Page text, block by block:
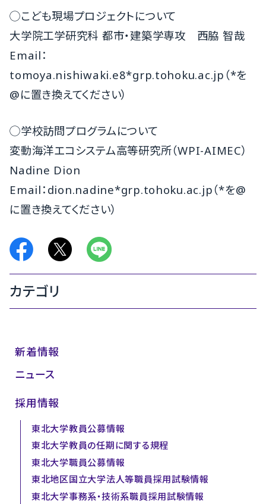
◯こども現場プロジェクトについて
大学院工学研究科 都市・建築学専攻 西脇 智哉
Email：
tomoya.nishiwaki.e8*grp.tohoku.ac.jp（*を
@に置き換えてください）
◯学校訪問プログラムについて
変動海洋エコシステム高等研究所（WPI-AIMEC）
Nadine Dion
Email：dion.nadine*grp.tohoku.ac.jp（*を@
に置き換えてください）
カテゴリ
新着情報
ニュース
採用情報
東北大学教員公募情報
東北大学教員の任期に関する規程
東北大学職員公募情報
東北地区国立大学法人等職員採用試験情報
東北大学事務系・技術系職員採用試験情報